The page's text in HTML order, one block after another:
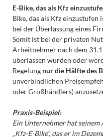
E-Bike, das als Kfz
Bike, das als Kfz einzustufen
bei der Überlassung eines
Somit ist bei der privaten
Arbeitnehmer nach dem
überlassen wurden oder
Regelung nur die Hälfte des
unverbindlichen
oder Großhändlers)
Praxis-Beispiel:
Ein Unternehmer hat
„Kfz-E-Bike“, das er im